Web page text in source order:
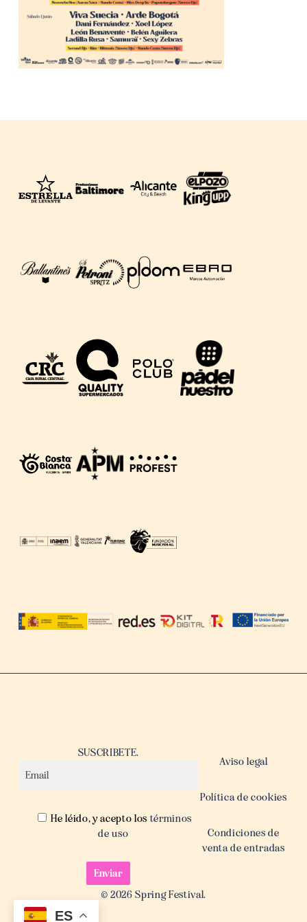
SUSCRIBETE.
He léido, y acepto los términos
de uso
Aviso legal
Política de cookies
Condiciones de
venta de entradas
© 2026 Spring Festival.
ES